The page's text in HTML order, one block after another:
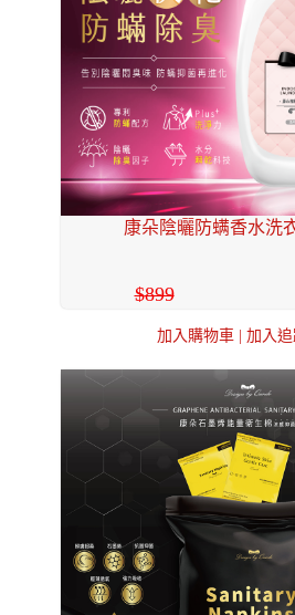
康朵陰曬防螨香水洗
899
加入購物車| 加入